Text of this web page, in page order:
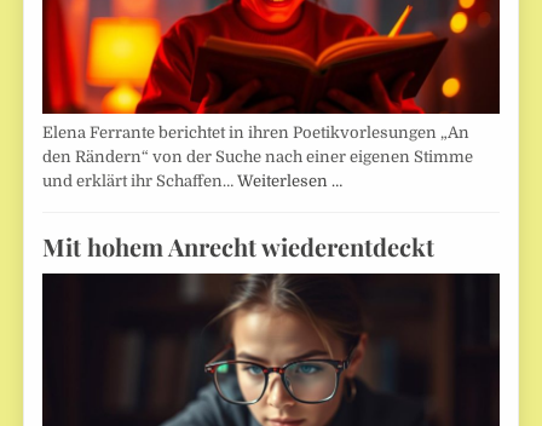
Elena Ferrante berichtet in ihren Poetikvorlesungen „An
den Rändern“ von der Suche nach einer eigenen Stimme
und erklärt ihr Schaffen…Weiterlesen …
Mit hohem Anrecht wiederentdeckt